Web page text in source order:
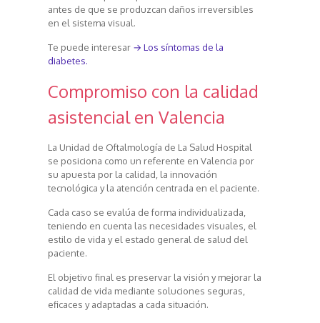
antes de que se produzcan daños irreversibles
en el sistema visual.
Te puede interesar → Los síntomas de la
diabetes.
Compromiso con la calidad
asistencial en Valencia
La Unidad de Oftalmología de La Salud Hospital
se posiciona como un referente en Valencia por
su apuesta por la calidad, la innovación
tecnológica y la atención centrada en el paciente.
Cada caso se evalúa de forma individualizada,
teniendo en cuenta las necesidades visuales, el
estilo de vida y el estado general de salud del
paciente.
El objetivo final es preservar la visión y mejorar la
calidad de vida mediante soluciones seguras,
eficaces y adaptadas a cada situación.